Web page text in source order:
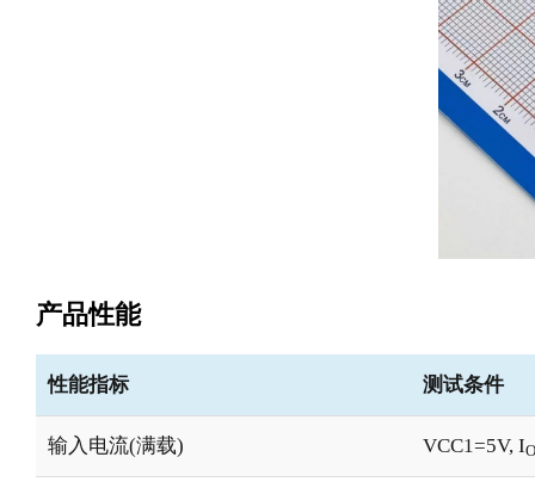
产品性能
性能指标 测试条件
输入电流(满载) VCC1=5V, IO